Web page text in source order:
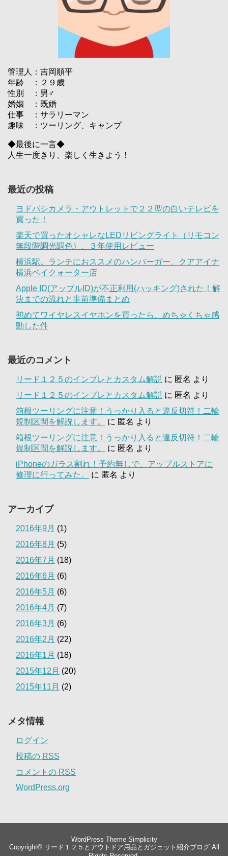
管理人：吉岡順平
年齢 ：２９歳
性別 ：男♂
婚姻 ：既婚
仕事 ：サラリーマン
趣味 ：ツーリング、キャンプ
◆最後に一言◆
人生一度きり、楽しく生きよう！
最近の投稿
ヨドバシカメラ・アウトレットで２２型の白いテレビを
買った！
楽天で買ったオシャレなLEDリビングライト（リモコン
無段階調光調色）、３年使用レビュー
横浜駅。ランチにおススメのハンバーガー。クアアイナ
横浜ベイクォーター店
Apple ID(アップルID)が不正利用(ハッキング)された！解
決までの流れと事前準備まとめ
初めてワイヤレスイヤホンを買ったら、めちゃくちゃ感
動した件
最近のコメント
リード１２５のインプレとカスタム解説 に 匿名 より
リード１２５のインプレとカスタム解説 に 匿名 より
箱根ツーリングに注意！うっかり入ると違反切符！二輪
規制区間を解説します。
に 匿名 より
箱根ツーリングに注意！うっかり入ると違反切符！二輪
規制区間を解説します。
に 匿名 より
iPhoneのガラス割れ！予約無しで、アップルストアに
修理に行ってみた。
に 匿名 より
アーカイブ
2016年9月 (1)
2016年8月 (5)
2016年7月 (18)
2016年6月 (6)
2016年5月 (6)
2016年4月 (7)
2016年3月 (6)
2016年2月 (22)
2016年1月 (18)
2015年12月 (20)
2015年11月 (2)
メタ情報
ログイン
投稿の RSS
コメントの RSS
WordPress.org
WordPress Theme Simplicity
Copyright© リード１２５とアウトドア用品とガジェット紹介ブログAll